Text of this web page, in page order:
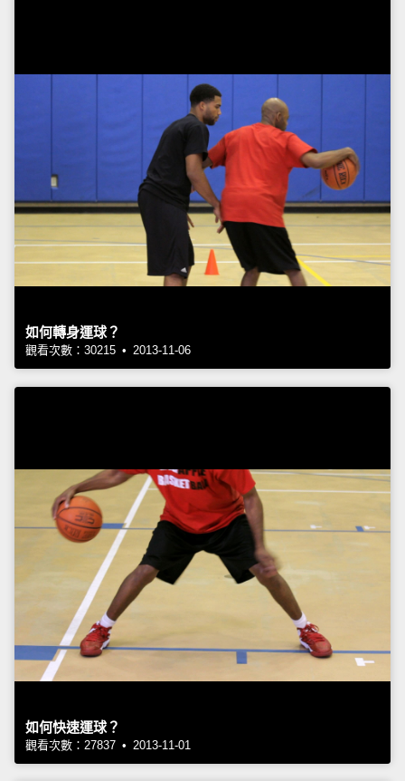
如何轉身運球？
觀看次數：30215 • 2013-11-06
如何快速運球？
觀看次數：27837 • 2013-11-01